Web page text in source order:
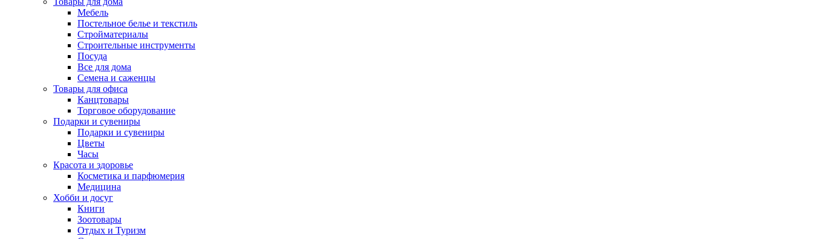
Мебель
Постельное белье и текстиль
Стройматериалы
Строительные инструменты
Посуда
Все для дома
Семена и саженцы
Товары для офиса
Канцтовары
Торговое оборудование
Подарки и сувениры
Подарки и сувениры
Цветы
Часы
Красота и здоровье
Косметика и парфюмерия
Медицина
Хобби и досуг
Книги
Зоотовары
Отдых и Туризм